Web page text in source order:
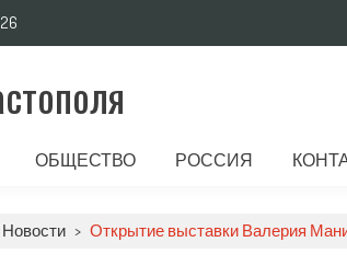
ОБЩЕСТВО РОССИЯ
Новости > Открытие выставки Валерия